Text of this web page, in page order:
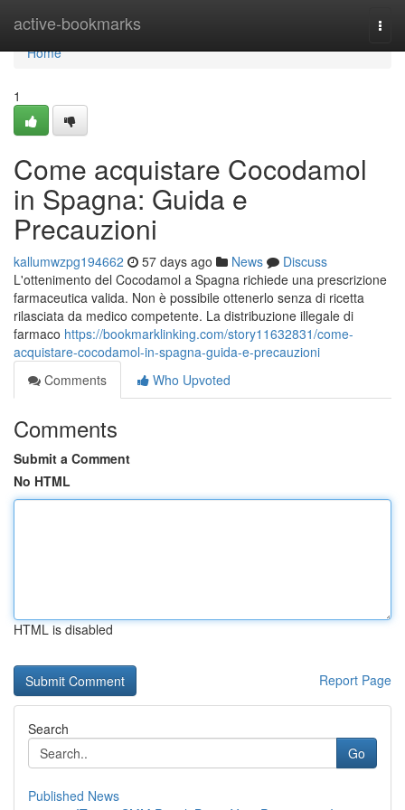
active-bookmarks
Home
Home
1
Come acquistare Cocodamol
in Spagna: Guida e
Precauzioni
kallumwzpg194662 57 days ago News
Discuss
L'ottenimento del Cocodamol a Spagna richiede una prescrizione
farmaceutica valida. Non è possibile ottenerlo senza di ricetta
rilasciata da medico competente. La distribuzione illegale di
farmaco https://bookmarklinking.com/story11632831/come-
acquistare-cocodamol-in-spagna-guida-e-precauzioni
Comments
Who Upvoted
Comments
Submit a Comment
No HTML
HTML is disabled
Report Page
Search
Go
Published News